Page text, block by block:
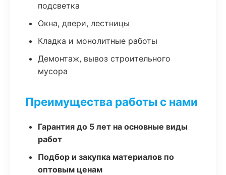
подсветка
Окна, двери, лестницы
Кладка и монолитные работы
Демонтаж, вывоз строительного
мусора
Преимущества работы с нами
Гарантия до 5 лет на основные виды
работ
Подбор и закупка материалов по
оптовым ценам